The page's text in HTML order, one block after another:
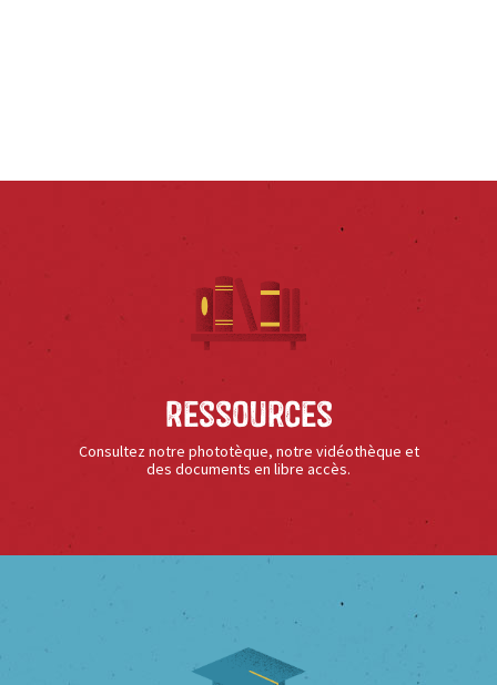
Ressources
Consultez notre phototèque, notre vidéothèque et
des documents en libre accès.